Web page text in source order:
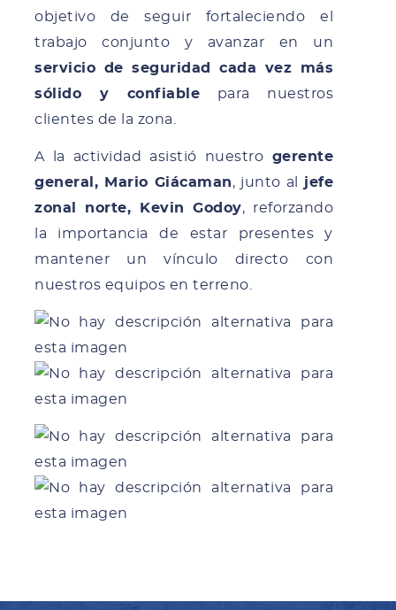
objetivo de seguir fortaleciendo el
trabajo conjunto y avanzar en un
servicio de seguridad cada vez más
sólido y confiable para nuestros
clientes de la zona.
A la actividad asistió nuestro gerente
general, Mario Giácaman, junto al jefe
zonal norte, Kevin Godoy, reforzando
la importancia de estar presentes y
mantener un vínculo directo con
nuestros equipos en terreno.